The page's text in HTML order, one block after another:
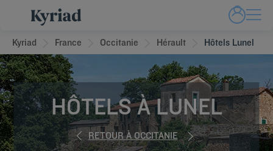
Kyriad France Occitanie Hérault Hôtels Lunel
HÔTELS À LUNEL
RETOUR À OCCITANIE